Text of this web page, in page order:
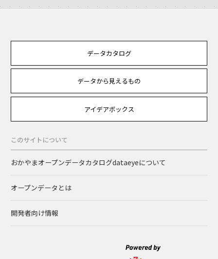
データカタログ
データから見えるもの
アイデアボックス
このサイトについて
おかやまオープンデータカタログdataeyeについて
オープンデータとは
開発者向け情報